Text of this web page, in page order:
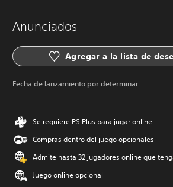
Anunciados
Agregar a la lista de
Fecha de lanzamiento por determinar.
Se requiere PS Plus para jugar online
Compras dentro del juego opcionales
Admite hasta 32 jugadores online que
Juego online opcional